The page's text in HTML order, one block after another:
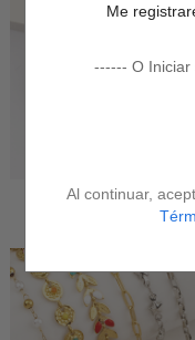
Beads
Me
------ O Iniciar
Al continuar,